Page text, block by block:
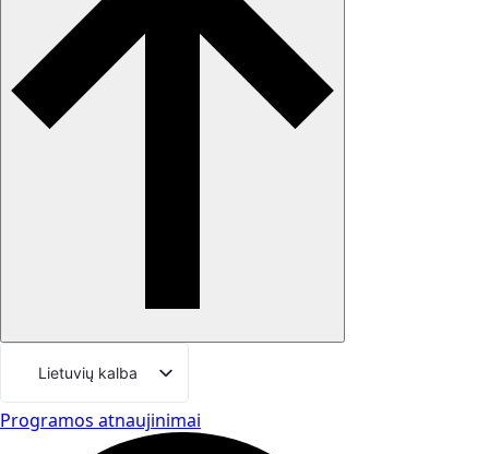
Lietuvių kalba
Svenska
English (UK)
Programos atnaujinimai